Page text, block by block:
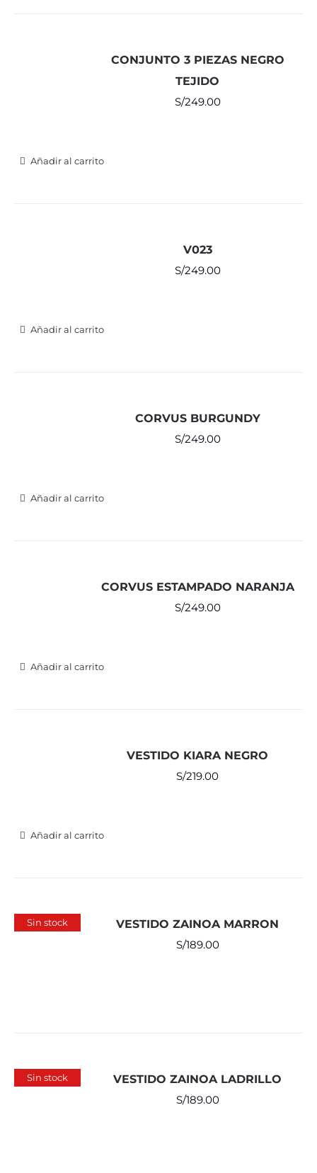
CONJUNTO 3 PIEZAS NEGRO
TEJIDO
S/249.00
Añadir al carrito
V023
S/249.00
Añadir al carrito
CORVUS BURGUNDY
S/249.00
Añadir al carrito
CORVUS ESTAMPADO NARANJA
S/249.00
Añadir al carrito
VESTIDO KIARA NEGRO
S/219.00
Añadir al carrito
Sin stock
VESTIDO ZAINOA MARRON
S/189.00
Sin stock
VESTIDO ZAINOA LADRILLO
S/189.00